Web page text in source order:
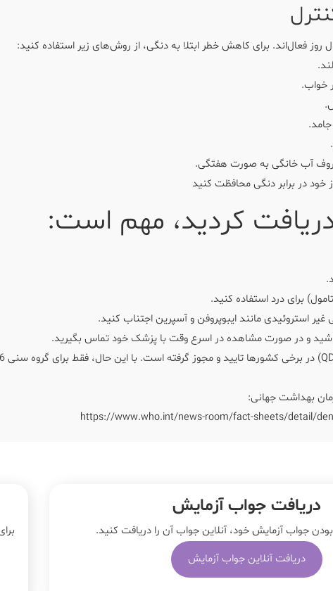
فعال‌اند. برای کاهش خطر ابتلا به دنگی، از روش‌های زیر استفاده کنید:
خواب.
آب خانگی به صورت هفتگی.
خود در برابر دنگی محافظت کنید
کردید، مهم است:
برای درد استفاده کنید.
غیر استروئیدی مانند ایبوپروفن و آسپرین اجتناب کنید.
و در صورت مشاهده در اسرع وقت با پزشک خود تماس بگیرید.
بهداشت جهانی:
https://www.who.int/news-room/fact-sheets/detail/
دریافت جواب آزمایش
جواب آزمایش خود، آنلاین جواب‌ آن را دریافت کنید.
دریافت آنلاین جواب آزمایش